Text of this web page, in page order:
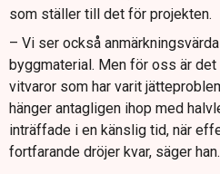
som ställer till det för projekten.
– Vi ser också
byggmaterial. Men för oss är
vitvaror som har varit
hänger antagligen ihop med
inträffade i en känslig tid, när
fortfarande dröjer kvar, säger han.